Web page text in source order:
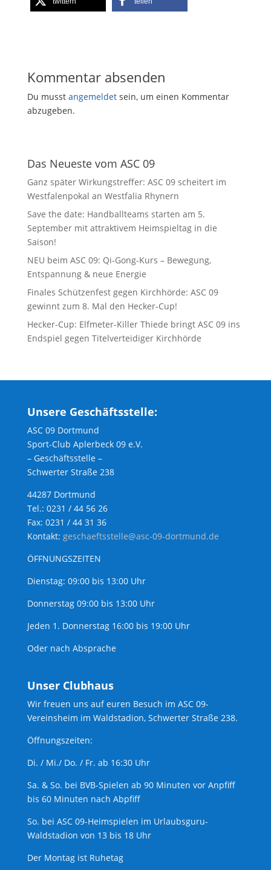
Kommentar absenden
Du musst angemeldetsein, um einen Kommentar
abzugeben.
Das Neueste vom ASC 09
Ganz später Wirkungstreffer: ASC 09 scheitert im
Westfalenpokal an Westfalia Rhynern
Save the date: Handballteams starten am 5.
September mit attraktivem Heimspieltag in die
Saison!
NEU beim ASC 09: Qi-Gong-Kurs – Bewegung,
Entspannung & neue Energie
Finales Schützenfest gegen Kirchhörde: ASC 09
gewinnt zum 8. Mal den Hecker-Cup!
Hecker-Cup: Elfmeter-Killer Thiede bringt ASC 09 ins
Endspiel gegen Titelverteidiger Kirchhörde
Unsere Geschäftsstelle:
ASC 09 Dortmund
Sport-Club Aplerbeck 09 e.V.
– Geschäftsstelle –
Schwerter Straße 238
44287 Dortmund
Tel.: 0231 / 44 56 26
Fax: 0231 / 44 31 36
Kontakt: geschaeftsstelle@asc-09-dortmund.de
ÖFFNUNGSZEITEN
Dienstag: 09:00 bis 13:00 Uhr
Donnerstag 09:00 bis 13:00 Uhr
Jeden 1. Donnerstag 16:00 bis 19:00 Uhr
Oder nach Absprache
Unser Clubhaus
Wir freuen uns auf euren Besuch im ASC 09-
Vereinsheim im Waldstadion, Schwerter Straße 238.
Öffnungszeiten:
Di. / Mi./ Do. / Fr. ab 16:30 Uhr
Sa. & So. bei BVB-Spielen ab 90 Minuten vor Anpfiff
bis 60 Minuten nach Abpfiff
So. bei ASC 09-Heimspielen im Urlaubsguru-
Waldstadion von 13 bis 18 Uhr
Der Montag ist Ruhetag